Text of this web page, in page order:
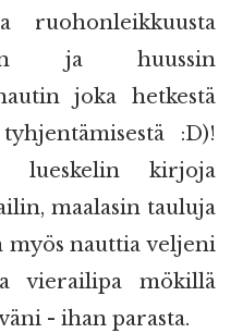
ruohonleikkuusta
ja huussin
joka hetkestä
:D)!
lueskelin kirjoja
maalasin tauluja
myös nauttia veljeni
vierailipa mökillä
- ihan parasta.